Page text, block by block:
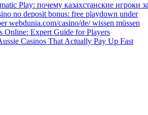
Play: почему казахстанские игроки
no deposit bonus: free playdown under
webdunia.com/casino/de/ wissen müssen
Online: Expert Guide for Players
Casinos That Actually Pay Up Fast